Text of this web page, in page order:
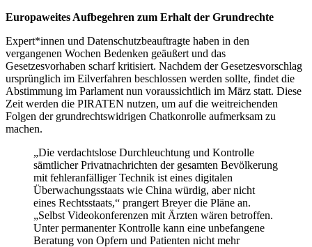
Europaweites Aufbegehren zum Erhalt der Grundrechte
Expert*innen und Datenschutzbeauftragte haben in den
vergangenen Wochen Bedenken geäußert und das
Gesetzesvorhaben scharf kritisiert. Nachdem der Gesetzesvorschlag
ursprünglich im Eilverfahren beschlossen werden sollte, findet die
Abstimmung im Parlament nun voraussichtlich im März statt. Diese
Zeit werden die PIRATEN nutzen, um auf die weitreichenden
Folgen der grundrechtswidrigen Chatkonrolle aufmerksam zu
machen.
„Die verdachtslose Durchleuchtung und Kontrolle
sämtlicher Privatnachrichten der gesamten Bevölkerung
mit fehleranfälliger Technik ist eines digitalen
Überwachungsstaats wie China würdig, aber nicht
eines Rechtsstaats,“ prangert Breyer die Pläne an.
„Selbst Videokonferenzen mit Ärzten wären betroffen.
Unter permanenter Kontrolle kann eine unbefangene
Beratung von Opfern und Patienten nicht mehr